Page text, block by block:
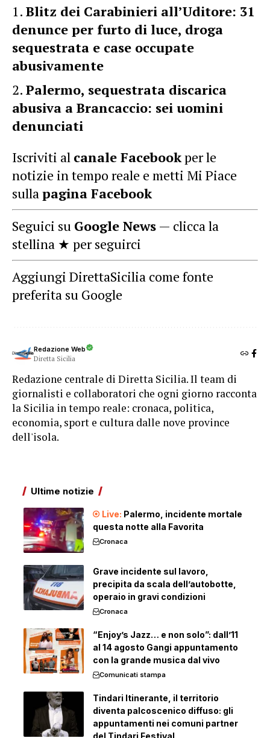
Blitz dei Carabinieri all’Uditore: 31
denunce per furto di luce, droga
sequestrata e case occupate
abusivamente
Palermo, sequestrata discarica
abusiva a Brancaccio: sei uomini
denunciati
Iscriviti al canale Facebookper le
notizie in tempo reale e metti Mi Piace
sullapagina Facebook
Seguici su Google News — clicca la
stellina ★ per seguirci
Aggiungi DirettaSicilia come fonte
preferita su Google
Redazione Web
Diretta Sicilia
Redazione centrale di Diretta Sicilia. Il team di
giornalisti e collaboratori che ogni giorno racconta
la Sicilia in tempo reale: cronaca, politica,
economia, sport e cultura dalle nove province
dell'isola.
Ultime notizie
Palermo, incidente mortale
questa notte alla Favorita
Cronaca
Grave incidente sul lavoro,
precipita da scala dell’autobotte,
operaio in gravi condizioni
Cronaca
“Enjoy’s Jazz… e non solo”: dall’11
al 14 agosto Gangi appuntamento
con la grande musica dal vivo
Comunicati stampa
Tindari Itinerante, il territorio
diventa palcoscenico diffuso: gli
appuntamenti nei comuni partner